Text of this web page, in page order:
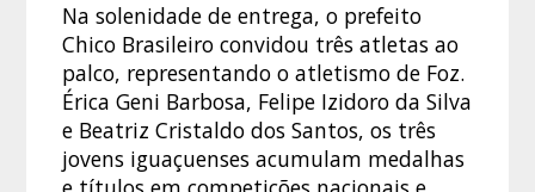
Na solenidade de entrega, o prefeito
Chico Brasileiro convidou três atletas ao
palco, representando o atletismo de Foz.
Érica Geni Barbosa, Felipe Izidoro da Silva
e Beatriz Cristaldo dos Santos, os três
jovens iguaçuenses acumulam medalhas